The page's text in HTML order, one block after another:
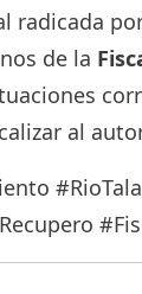
radicada
de la
al